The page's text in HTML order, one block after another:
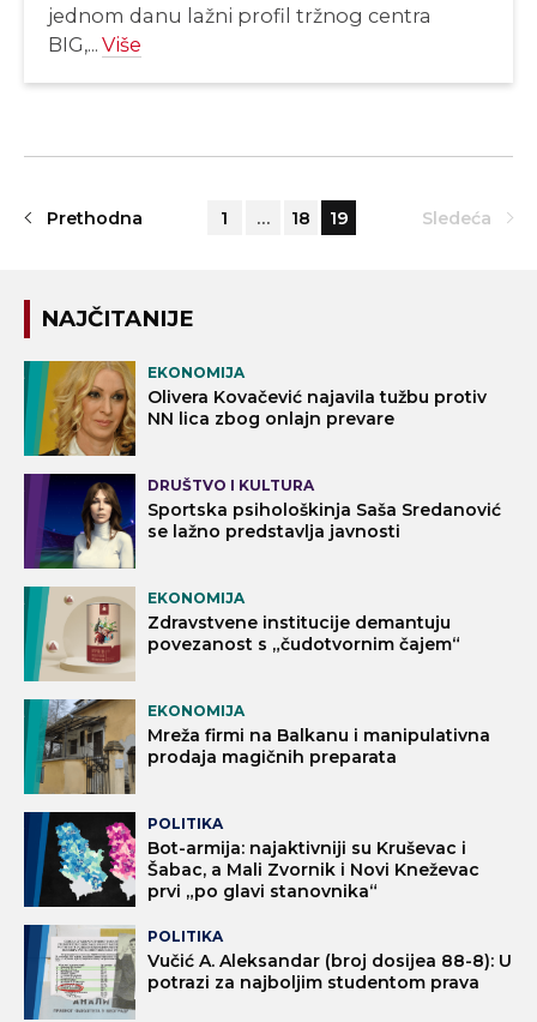
jednom danu lažni profil tržnog centra
BIG,... Više
Prethodna 1 … 18 19 Sledeća
NAJČITANIJE
EKONOMIJA
Olivera Kovačević najavila tužbu protiv
NN lica zbog onlajn prevare
DRUŠTVO I KULTURA
Sportska psihološkinja Saša Sredanović
se lažno predstavlja javnosti
EKONOMIJA
Zdravstvene institucije demantuju
povezanost s „čudotvornim čajem“
EKONOMIJA
Mreža firmi na Balkanu i manipulativna
prodaja magičnih preparata
POLITIKA
Bot-armija: najaktivniji su Kruševac i
Šabac, a Mali Zvornik i Novi Kneževac
prvi „po glavi stanovnika“
POLITIKA
Vučić A. Aleksandar (broj dosijea 88-8): U
potrazi za najboljim studentom prava